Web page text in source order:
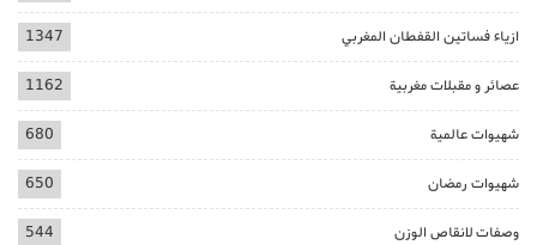
ازياء فساتين القفطان المغربي 1347
عصائر و مقبلات مغربية 1162
شهيوات عالمية 680
شهيوات رمضان 650
وصفات لانقاص الوزن 544